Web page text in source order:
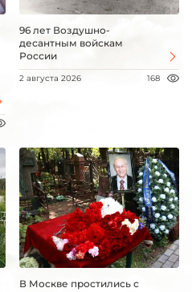
96 лет Воздушно-
десантным войскам
России
2 августа 2026 168
В Москве простились с